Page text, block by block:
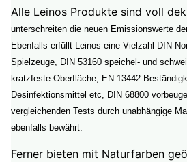
Alle Leinos Produkte sind voll
unterschreiten die neuen Emissionswerte
Ebenfalls erfüllt Leinos eine Vielzahl DIN-
Spielzeuge, DIN 53160 speichel- und
kratzfeste Oberfläche, EN 13442
Desinfektionsmittel etc, DIN 68800
vergleichenden Tests durch unabhängige
ebenfalls bewährt.
Ferner bieten mit Naturfarben